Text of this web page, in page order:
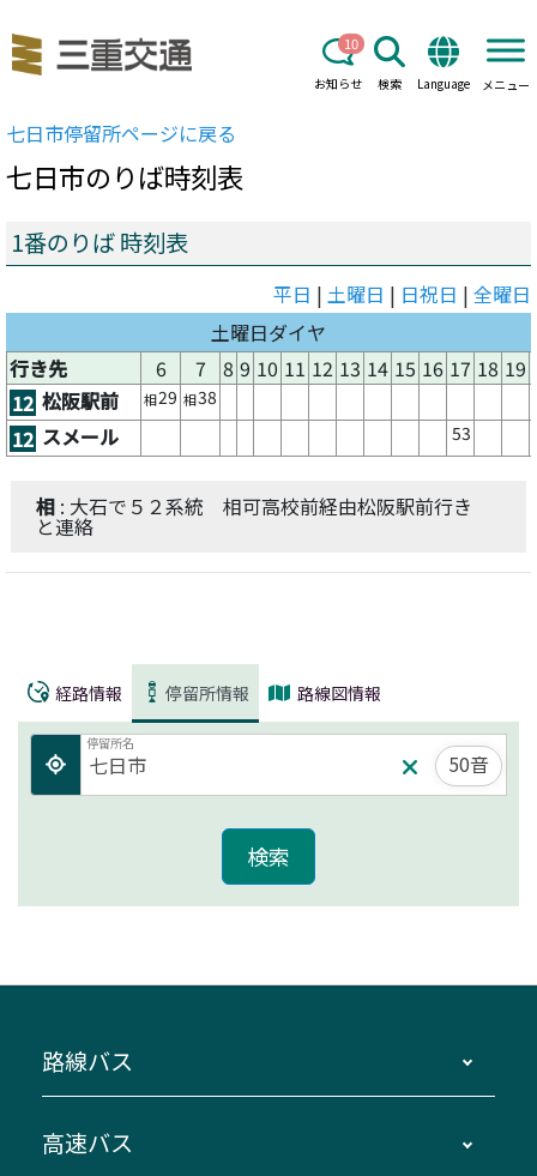
お知らせ
10
検索 Language メニュー
七日市停留所ページに戻る
七日市のりば時刻表
1番のりば 時刻表
平日 | 土曜日 | 日祝日 | 全曜日
土曜日ダイヤ
行き先
6 7 8 9 10 11 12 13 14 15 16 17 18 19
12 松阪駅前 相29 相38
12 スメール 53
相 : 大石で５２系統 相可高校前経由松阪駅前行き
と連絡
経路情報 停留所情報 路線図情報
停留所名
50音
路線バス
主要停留所案内図・時刻表
高速バス